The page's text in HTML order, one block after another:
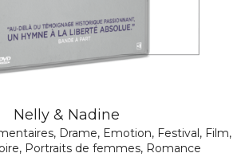
Nelly & Nadine
, Drame, Emotion, Festival, Film,
, Portraits de femmes, Romance